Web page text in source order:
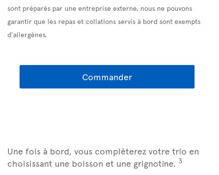
sont préparés par une entreprise externe, nous ne pouvons
garantir que les repas et collations servis à bord sont exempts
d’allergènes.
Commander
Une fois à bord, vous complèterez votre trio en
choisissant une boisson et une grignotine. 3